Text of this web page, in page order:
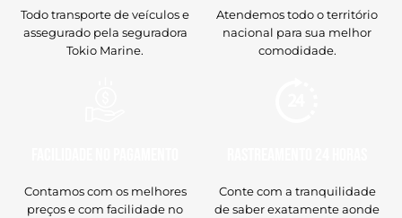
Todo transporte de veículos e
assegurado pela seguradora
Tokio Marine.
Atendemos todo o território
nacional para sua melhor
comodidade.
Contamos com os melhores
preços e com facilidade no
Conte com a tranquilidade
de saber exatamente aonde